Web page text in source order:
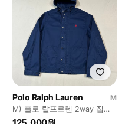
Polo Ralph Lauren
M
M) 폴로 랄프로렌 2way 집업
후디드 코튼 자켓